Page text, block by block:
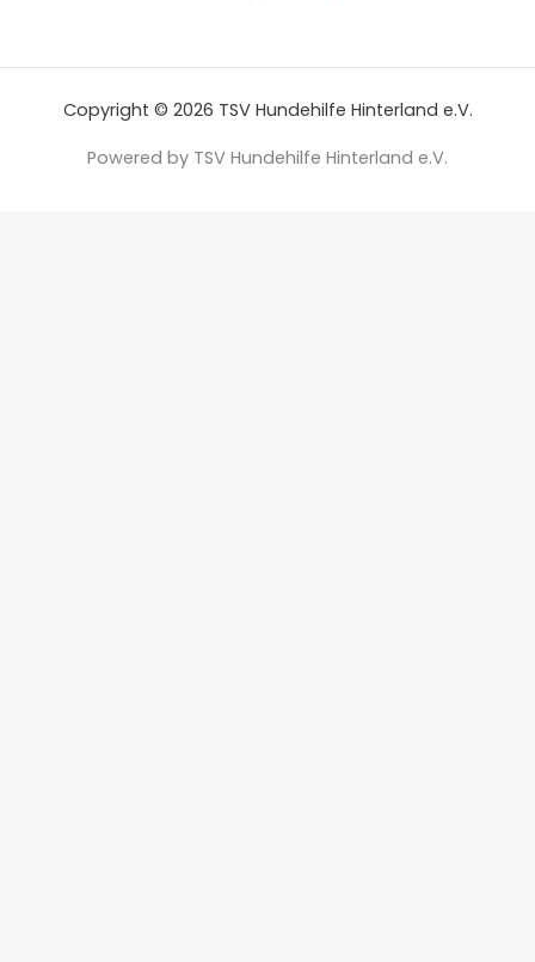
Copyright © 2026 TSV Hundehilfe Hinterland e.V.
Powered by TSV Hundehilfe Hinterland e.V.